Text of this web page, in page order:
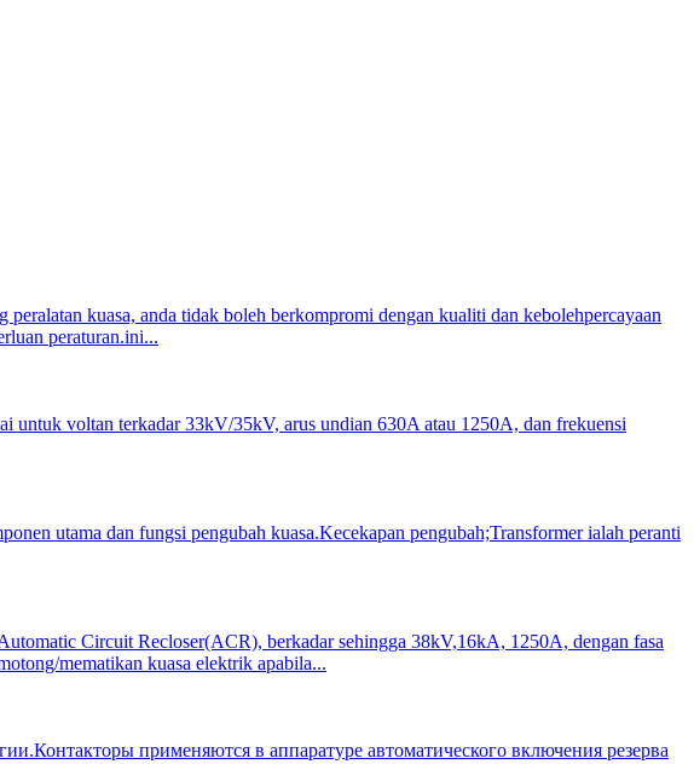
kuasa, anda tidak boleh berkompromi dengan kualiti dan kebolehpercayaan
peraturan.ini...
untuk voltan terkadar 33kV/35kV, arus undian 630A atau 1250A, dan frekuensi
utama dan fungsi pengubah kuasa.Kecekapan pengubah;Transformer ialah peranti
Circuit Recloser(ACR), berkadar sehingga 38kV,16kA, 1250A, dengan fasa
mematikan kuasa elektrik apabila...
применяются в аппаратуре автоматического включения резерва